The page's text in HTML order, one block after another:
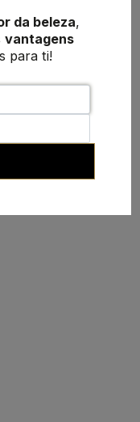
Digital
da beleza,
vantagens
para ti!